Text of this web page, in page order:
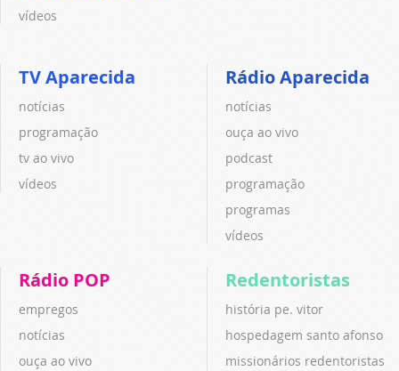
vídeos
TV Aparecida
notícias
programação
tv ao vivo
vídeos
Rádio Aparecida
notícias
ouça ao vivo
podcast
programação
programas
vídeos
Rádio POP
empregos
notícias
ouça ao vivo
Redentoristas
história pe. vitor
hospedagem santo afonso
missionários redentoristas